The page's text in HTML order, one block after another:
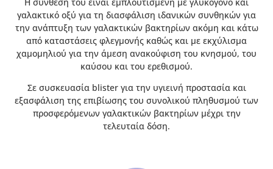
γαλακτικό οξύ για τη διασφάλιση ιδανικών συνθηκών για
την ανάπτυξη των γαλακτικών βακτηρίων ακόμη και κάτω
από καταστάσεις φλεγμονής καθώς και με εκχύλισμα
χαμομηλιού για την άμεση ανακούφιση του κνησμού, του
καύσου και του ερεθισμού.
Σε συσκευασία blister για την υγιεινή προστασία και
εξασφάλιση της επιβίωσης του συνολικού πληθυσμού των
προσφερόμενων γαλακτικών βακτηρίων μέχρι την
τελευταία δόση.